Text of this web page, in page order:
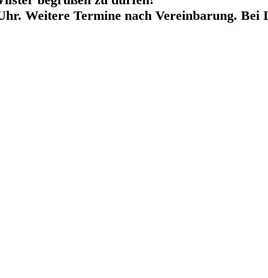
Weitere Termine nach Vereinbarung.